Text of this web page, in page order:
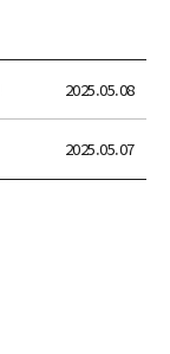
2025.05.08
2025.05.07